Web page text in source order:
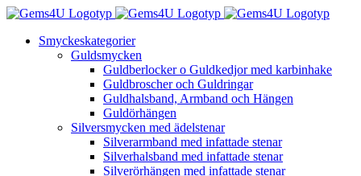
Fortsätt
innehålletSmyckeskategorier
Guldsmycken
Guldberlocker o Guldkedjor med karbinhake
Guldbroscher och Guldringar
Guldhalsband, Armband och Hängen
Guldörhängen
Silversmycken med ädelstenar
Silverarmband med infattade stenar
Silverhalsband med infattade stenar
Silverörhängen med infattade stenar